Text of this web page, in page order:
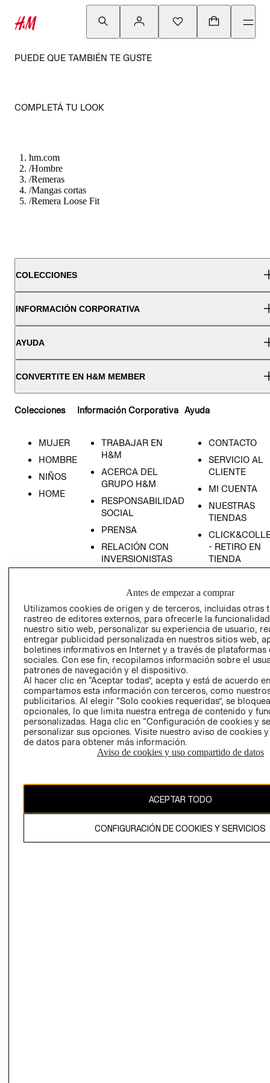
PUEDE QUE TAMBIÉN TE GUSTE
COMPLETÁ TU LOOK
hm.com
/Hombre
/Remeras
/Mangas cortas
/Remera Loose Fit
COLECCIONES
INFORMACIÓN CORPORATIVA
AYUDA
CONVERTITE EN H&M MEMBER
Colecciones
MUJER
HOMBRE
NIÑOS
HOME
Información Corporativa
TRABAJAR EN
H&M
ACERCA DEL
GRUPO H&M
RESPONSABILIDAD
SOCIAL
PRENSA
RELACIÓN CON
INVERSIONISTAS
EMPRESARIAL
Ayuda
CONTACTO
SERVICIO AL
CLIENTE
MI CUENTA
NUESTRAS
TIENDAS
- RETIRO EN
TIENDA
AVISO DE
PRIVACIDAD
GIFT CARD
AVISO DE
COOKIES
Uruguay ($U)
El contenido de esta página web está protegido por copyright y es
propiedad de H&M Hennes & Mauritz AB.
Antes de empezar a comprar
Utilizamos cookies de origen y de terceros, incluidas otras
rastreo de editores externos, para ofrecerle la
nuestro sitio web, personalizar su experiencia de usuario,
entregar publicidad personalizada en nuestros sitios web,
boletines informativos en Internet y a través de plataformas
sociales. Con ese fin, recopilamos información sobre el
patrones de navegación y el dispositivo.
Al hacer clic en “Aceptar todas”, acepta y está de acuerdo
compartamos esta información con terceros, como
publicitarios. Al elegir “Solo cookies requeridas”, se
opcionales, lo que limita nuestra entrega de contenido y
personalizadas. Haga clic en “Configuración de cookies y
personalizar sus opciones. Visite nuestro aviso de cookies
de datos para obtener más información.
Aviso de cookies y uso compartido de datos
ACEPTAR TODO
CONFIGURACIÓN DE COOKIES Y SERVICIOS